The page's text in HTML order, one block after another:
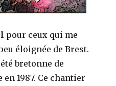
pour ceux qui me
éloignée de Brest.
bretonne de
1987. Ce chantier